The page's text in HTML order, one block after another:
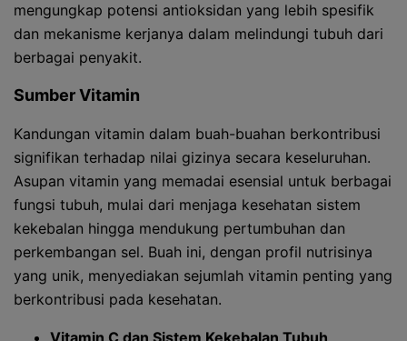
mengungkap potensi antioksidan yang lebih spesifik
dan mekanisme kerjanya dalam melindungi tubuh dari
berbagai penyakit.
Sumber Vitamin
Kandungan vitamin dalam buah-buahan berkontribusi
signifikan terhadap nilai gizinya secara keseluruhan.
Asupan vitamin yang memadai esensial untuk berbagai
fungsi tubuh, mulai dari menjaga kesehatan sistem
kekebalan hingga mendukung pertumbuhan dan
perkembangan sel. Buah ini, dengan profil nutrisinya
yang unik, menyediakan sejumlah vitamin penting yang
berkontribusi pada kesehatan.
Vitamin C dan Sistem Kekebalan Tubuh